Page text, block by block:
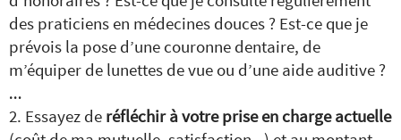
des praticiens en médecines douces ? Est-ce que je
prévois la pose d’une couronne dentaire, de
m’équiper de lunettes de vue ou d’une aide auditive ?
…
Essayez de réfléchir à votre prise en charge actuelle